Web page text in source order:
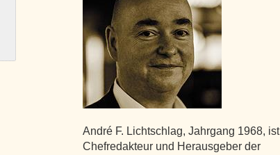
André F. Lichtschlag, Jahrgang 1968, ist
Chefredakteur und Herausgeber der